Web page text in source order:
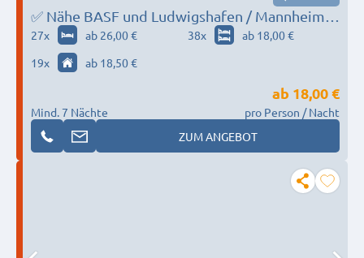
✅ Nähe BASF und Ludwigshafen / Mannheim -
Einzelbetten, Küche, WLAN, Reinigungen -
Alles zum Festpreis
27x ab 26,00 € 38x
ab 18,00 €
19x ab 18,50 €
Mind. 7 Nächte
ab 18,00 €
pro Person / Nacht
ZUM ANGEBOT